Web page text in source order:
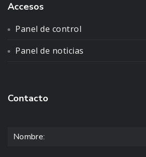
Accesos
Panel de control
Panel de noticias
Contacto